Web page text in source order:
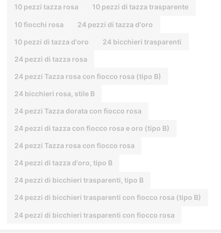
10 pezzi tazza rosa 10 pezzi di tazza trasparente
10 fiocchi rosa 24 pezzi di tazza d'oro
10 pezzi di tazza d'oro 24 bicchieri trasparenti
24 pezzi di tazza rosa
24 pezzi Tazza rosa con fiocco rosa (tipo B)
24 bicchieri rosa, stile B
24 pezzi Tazza dorata con fiocco rosa
24 pezzi di tazza con fiocco rosa e oro (tipo B)
24 pezzi Tazza rosa con fiocco rosa
24 pezzi di tazza d'oro, tipo B
24 pezzi di bicchieri trasparenti, tipo B
24 pezzi di bicchieri trasparenti con fiocco rosa (tipo B)
24 pezzi di bicchieri trasparenti con fiocco rosa